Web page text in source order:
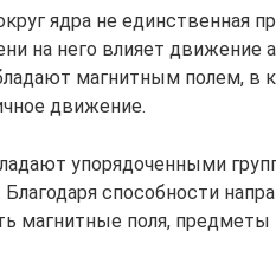
ядра не единственная
на него влияет движение
магнитным полем, в
движение.
упорядоченными
способности
магнитные поля, предметы